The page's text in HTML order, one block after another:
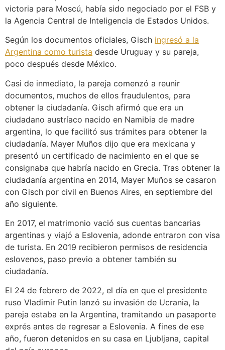
victoria para Moscú, había sido negociado por el FSB y
la Agencia Central de Inteligencia de Estados Unidos.
Según los documentos oficiales, Gisch ingresó a la
Argentina como turista desde Uruguay y su pareja,
poco después desde México.
Casi de inmediato, la pareja comenzó a reunir
documentos, muchos de ellos fraudulentos, para
obtener la ciudadanía. Gisch afirmó que era un
ciudadano austríaco nacido en Namibia de madre
argentina, lo que facilitó sus trámites para obtener la
ciudadanía. Mayer Muños dijo que era mexicana y
presentó un certificado de nacimiento en el que se
consignaba que habría nacido en Grecia. Tras obtener la
ciudadanía argentina en 2014, Mayer Muños se casaron
con Gisch por civil en Buenos Aires, en septiembre del
año siguiente.
En 2017, el matrimonio vació sus cuentas bancarias
argentinas y viajó a Eslovenia, adonde entraron con visa
de turista. En 2019 recibieron permisos de residencia
eslovenos, paso previo a obtener también su
ciudadanía.
El 24 de febrero de 2022, el día en que el presidente
ruso Vladimir Putin lanzó su invasión de Ucrania, la
pareja estaba en la Argentina, tramitando un pasaporte
exprés antes de regresar a Eslovenia. A fines de ese
año, fueron detenidos en su casa en Ljubljana, capital